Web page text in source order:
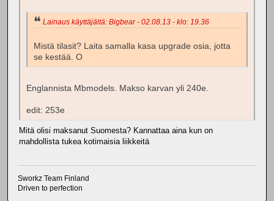
Lainaus käyttäjältä: Bigbear - 02.08.13 - klo: 19.36
Mistä tilasit? Laita samalla kasa upgrade osia, jotta
se kestää. O
Englannista Mbmodels. Makso karvan yli 240e.
edit: 253e
Mitä olisi maksanut Suomesta? Kannattaa aina kun on
mahdollista tukea kotimaisia liikkeitä
Sworkz Team Finland
Driven to perfection